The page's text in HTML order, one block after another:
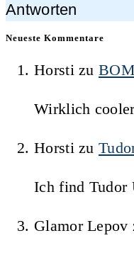
Antworten
Neueste Kommentare
Horstizu
Wirklich
Horstizu
Ich find Tudor
Glamor Lepov